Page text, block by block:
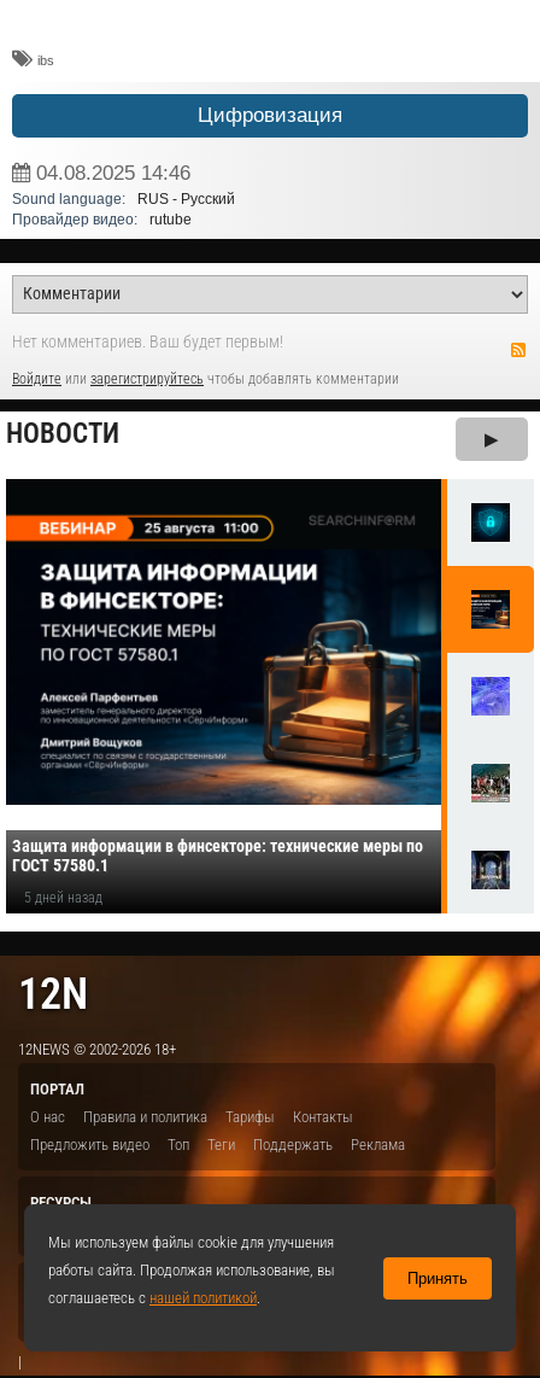
ibs
Цифровизация
04.08.2025 14:46
Sound language:
RUS - Русский
Провайдер видео:
rutube
Нет комментариев. Ваш будет первым!
Войдите или зарегистрируйтесь чтобы добавлять комментарии
НОВОСТИ ▶
Защита информации в финсекторе: технические меры по
ГОСТ 57580.1
5 дней назад
12N
12NEWS © 2002-2026 18+
ПОРТАЛ
О нас
Правила и политика Тарифы
Контакты
Предложить видео
Топ Теги Поддержать Реклама
РЕСУРСЫ
|
Мы используем файлы cookie для улучшения
работы сайта. Продолжая использование, вы
соглашаетесь с нашей политикой.
Принять